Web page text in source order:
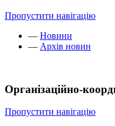
Пропустити навігацію
— Новини
— Архів новин
Організаційно-
Пропустити навігацію